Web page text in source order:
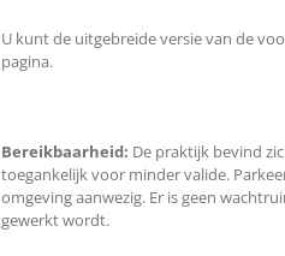
U kunt de uitgebreide versie van de
pagina.
Bereikbaarheid: De praktijk bevind
toegankelijk voor minder valide.
omgeving aanwezig. Er is geen
gewerkt wordt.